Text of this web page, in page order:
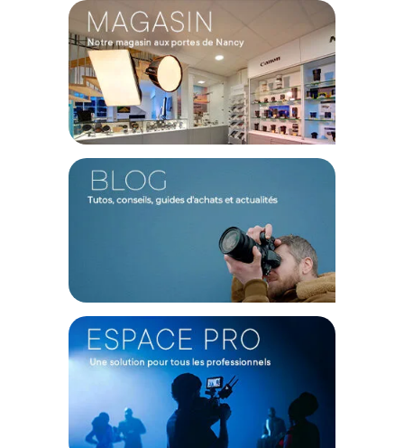
Offre une protection maximale à votre équipement grâce
à sa coque en résine NK-7 indestructible
Étanche certifié IP67
Volume de 28,7 litres
Excellent rapport encombrement / maniabilité
Système de verrouillage exclusif Nanuk pour garder votre
équipement en sécurité
4 roue robuste en polyuréthane pour affronter toutes les
surfaces
Dispose d’une poignée rétractable à main
2 poignées ergonomiques en acier inoxydable
rétractables
Une conception sécurisée et pratique
Sa coque en résine NK-7 légère et résistante dispose de 2
loquets PowerClaw. Grâce au système exclusif de
verrouillage et de fermeture de Nanuk, la mallette reste
fermée et sécurisée jusqu'à ce que vous soyez prêt à l'ouvrir.
Autre caractéristique innovante, cette mallette est dotée du
maintien du couvercle moulé dans la charnière. Grâce à cette
particularité, le couvercle restera ouvert tant que vous en
avez besoin.